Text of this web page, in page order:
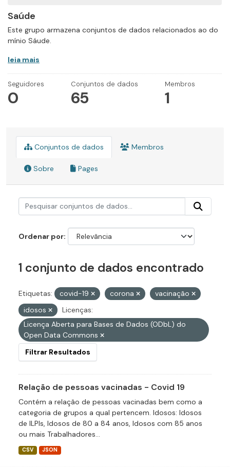
Saúde
Este grupo armazena conjuntos de dados relacionados ao do
mínio Sáude.
leia mais
Seguidores
0
Conjuntos de dados
65
Membros
1
Conjuntos de dados Membros
Sobre Pages
Ordenar por
1 conjunto de dados encontrado
Etiquetas: covid-19 corona
vacinação
idosos
Licenças:
Licença Aberta para Bases de Dados (ODbL) do
Open Data Commons
Filtrar Resultados
Relação de pessoas vacinadas - Covid 19
Contém a relação de pessoas vacinadas bem como a
categoria de grupos a qual pertencem. Idosos: Idosos
de ILPIs, Idosos de 80 a 84 anos, Idosos com 85 anos
ou mais Trabalhadores...
CSV JSON